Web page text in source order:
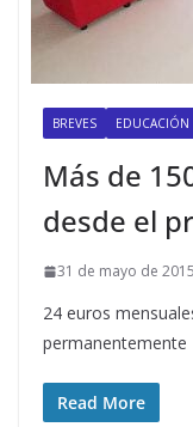
BREVES EDUCACIÓN
Más de
desde el
31 de mayo de 2015
24 euros
permanentemente
Read More